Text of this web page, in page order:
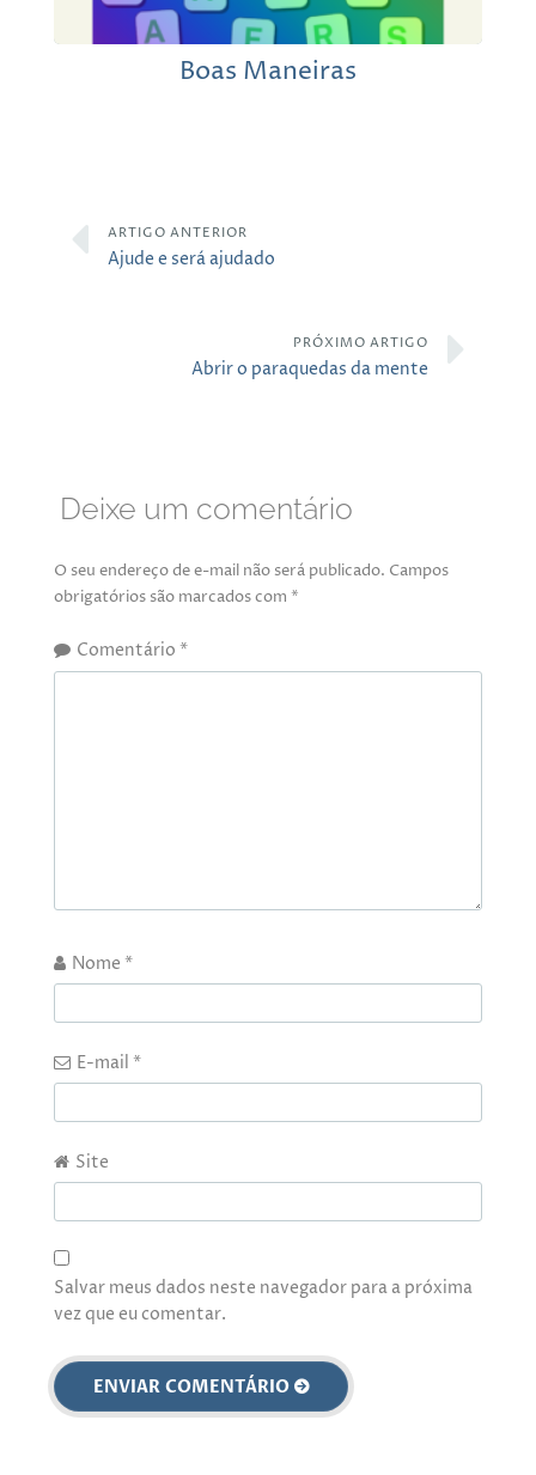
Boas Maneiras
ARTIGO ANTERIOR
Ajude e será ajudado
PRÓXIMO ARTIGO
Abrir o paraquedas da mente
Deixe um comentário
O seu endereço de e-mail não será publicado. Campos
obrigatórios são marcados com *
Comentário *
Nome *
E-mail *
Site
Salvar meus dados neste navegador para a próxima
vez que eu comentar.